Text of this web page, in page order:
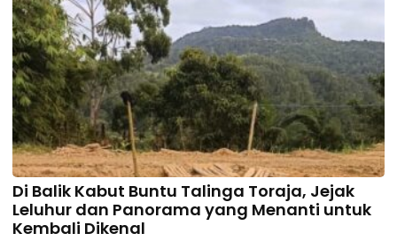
Di Balik Kabut Buntu Talinga Toraja, Jejak
Leluhur dan Panorama yang Menanti untuk
Kembali Dikenal